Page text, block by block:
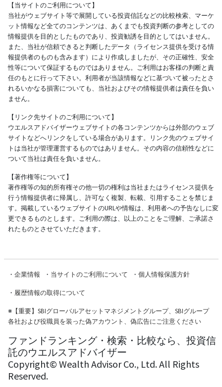
【当サイトのご利用について】
当社がウェブサイト等で展開している投資信託などの比較検索、マーケ
ット情報など全てのコンテンツは、あくまでも投資判断の参考としての
情報提供を目的としたものであり、投資勧誘を目的としてはいません。
また、当社が信頼できると判断したデータ（ライセンス提供を受ける情
報提供者のものも含みます）により作成しましたが、その正確性、安全
性等について保証するものではありません。ご利用はお客様の判断と責
任のもとに行って下さい。利用者が当該情報などに基づいて被ったとさ
れるいかなる損害についても、当社およびその情報提供者は責任を負い
ません。
【リンク先サイトのご利用について】
ウエルスアドバイザーウェブサイトの各コンテンツからは外部のウェブ
サイトなどへリンクをしている場合があります。リンク先のウェブサイ
トは当社が管理運営するものではありません。その内容の信頼性などに
ついて当社は責任を負いません。
【著作権等について】
著作権等の知的所有権その他一切の権利は当社またはライセンス提供を
行う情報提供者に帰属し、許可なく複製、転載、引用することを禁じま
す。掲載しているウェブサイトのURLや情報は、利用者への予告なしに変
更できるものとします。ご利用の際は、以上のことをご理解、ご承諾さ
れたものとさせていただきます。
・ 企業情報 ・ 当サイトのご利用について ・ 個人情報保護方針
・ 履歴情報の取得について
※【重要】SBIグローバルアセットマネジメントグループ、SBIグループ
各社および役職員を装った偽アカウント、偽広告にご注意ください
ファンドランキング・検索・比較なら、投資信
託のウエルスアドバイザー
Copyright© Wealth Advisor Co., Ltd. All Rights
Reserved.